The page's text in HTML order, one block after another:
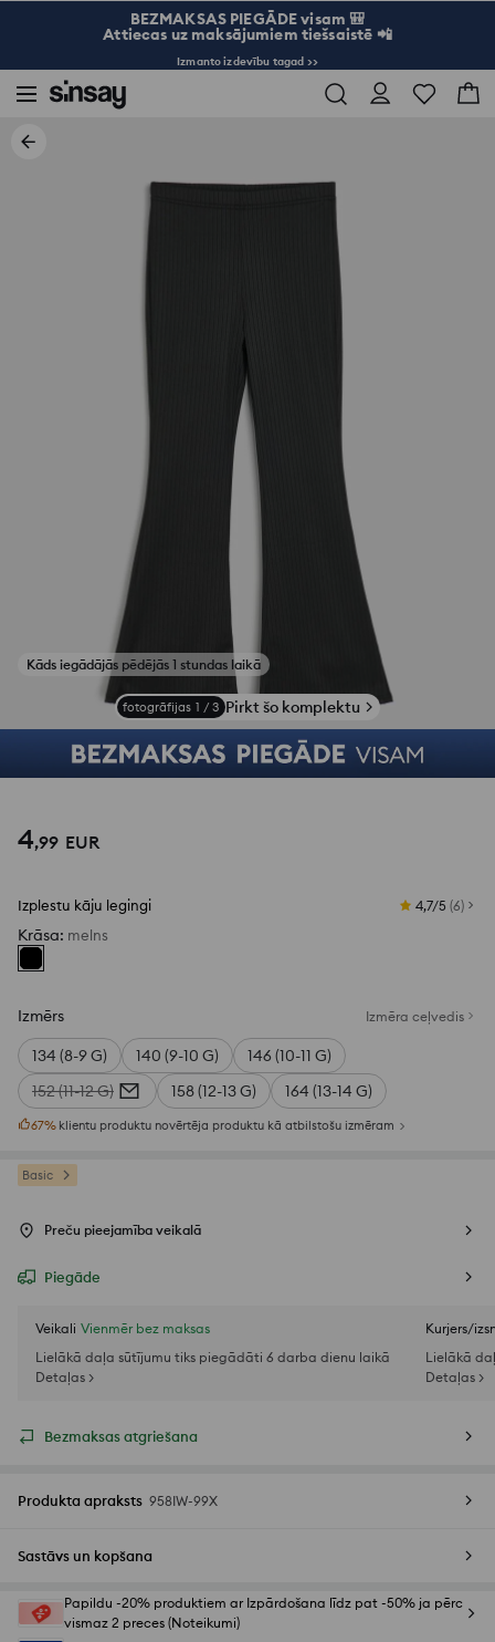
BEZMAKSAS PIEGĀDE visam 🎒
Attiecas uz maksājumiem tiešsaistē 📲
Izmanto izdevību tagad >>
Kāds iegādājās pēdējās 1 stundas laikā
fotogrāfijas 1 / 3 Pirkt šo komplektu
4,99 EUR
Izplestu kāju legingi 4,7/5 (6)
Krāsa: melns
Izmērs Izmēra ceļvedis
134 (8-9 G) 140 (9-10 G)
146 (10-11 G)
152 (11-12 G)
158 (12-13 G) 164 (13-14 G)
67% klientu produktu novērtēja produktu kā atbilstošu izmēram
Basic
Preču pieejamība veikalā
Piegāde
Veikali Vienmēr bez maksas
Lielākā daļa sūtījumu tiks piegādāti 6 darba dienu laikā
Detaļas >
Kurjers/
Lielākā
Detaļas >
Bezmaksas atgriešana
Produkta apraksts 958IW-99X
Sastāvs un kopšana
Papildu -20% produktiem ar Izpārdošana līdz pat -50% ja pērc
vismaz 2 preces (Noteikumi)